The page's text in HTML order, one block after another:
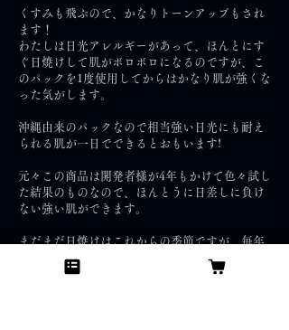
くすみも飛ぶので、かなりトーンアップもされ
ます！
わたしは日光アレルギーがあって、ほんとにす
ぐ日焼けして肌がボロボロになるのですが、こ
のパックを1度使用してからはかなり肌が強くな
った気がします。
沖縄由来のパックなので相当強い日光にも耐え
られる肌が一日でできるとおもいます!
元々この商品は開発者様が4年もかけて色々試し
た結果のものなので、ほんとうに日差しに負け
ない強い肌ができます。
まだまだ日焼けはこれからの季節ですが、毎年
この時期でも日焼けに悩む私からしたらかなり
心強いアイテムだなぁと思い、ぜひまたリピー